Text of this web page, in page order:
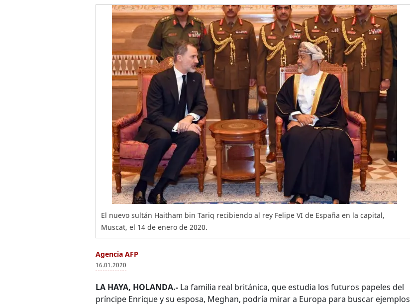
El nuevo sultán Haitham bin Tariq recibiendo al rey Felipe VI de España en la capital,
Muscat, el 14 de enero de 2020.
Agencia AFP
16.01.2020
LA HAYA, HOLANDA.- La familia real británica, que estudia los futuros papeles del
príncipe Enrique y su esposa, Meghan, podría mirar a Europa para buscar ejemplos